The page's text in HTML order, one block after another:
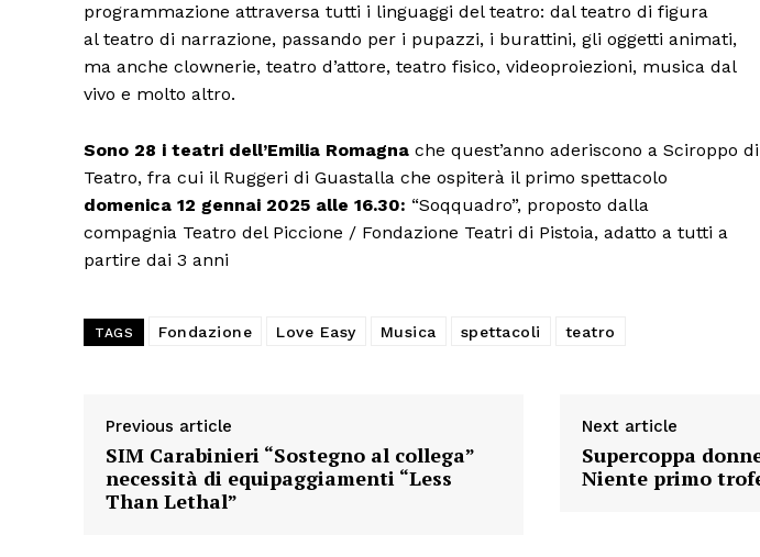
programmazione attraversa tutti i linguaggi del teatro: dal teatro di figura
al teatro di narrazione, passando per i pupazzi, i burattini, gli oggetti animati,
ma anche clownerie, teatro d’attore, teatro fisico, videoproiezioni, musica dal
vivo e molto altro.
Sono 28 i teatri dell’Emilia Romagna che quest’anno aderiscono a Sciroppo di
Teatro, fra cui il Ruggeri di Guastalla che ospiterà il primo spettacolo
domenica 12 gennai 2025 alle 16.30: “Soqquadro”, proposto dalla
compagnia Teatro del Piccione / Fondazione Teatri di Pistoia, adatto a tutti a
partire dai 3 anni
TAGS Fondazione Love Easy Musica spettacoli teatro
Previous article
SIM Carabinieri “Sostegno al collega”
necessità di equipaggiamenti “Less
Than Lethal”
Next article
Supercoppa
Niente primo